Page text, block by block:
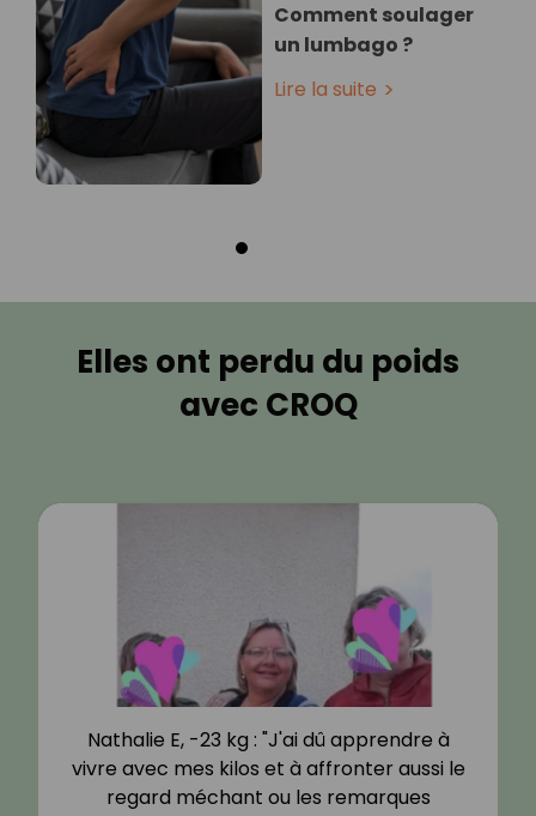
Comment soulager
un lumbago ?
Lire la suite
Elles ont perdu du poids
avec CROQ
Nathalie E, -23 kg : "J'ai dû apprendre à
vivre avec mes kilos et à affronter aussi le
regard méchant ou les remarques